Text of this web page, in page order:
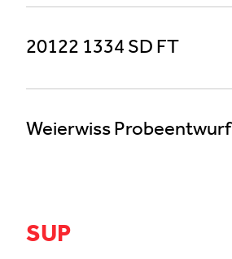
20122 1334 SD FT
Weierwiss Probeentwurf
SUP